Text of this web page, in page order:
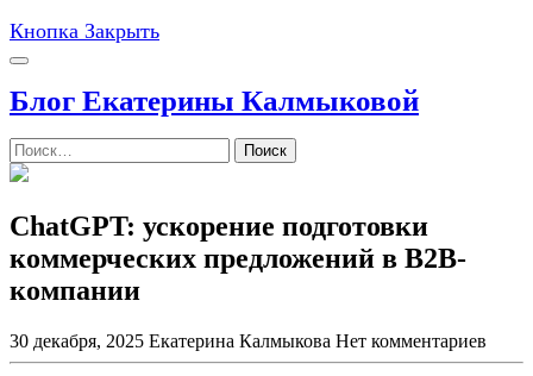
Кнопка Закрыть
Блог Екатерины Калмыковой
Поиск
ChatGPT: ускорение подготовки
коммерческих предложений в B2B-
компании
30 декабря, 2025 Екатерина Калмыкова Нет комментариев